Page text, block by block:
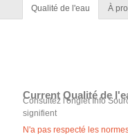
Qualité de l'eau À
Current Qualité de
Consultez l'onglet Info
signifient
N'a pas respecté les